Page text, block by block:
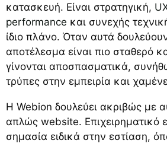
κατασκευή. Είναι στρατηγική,
performance και συνεχής
ίδιο πλάνο. Όταν αυτά
αποτέλεσμα είναι πιο σταθερό
γίνονται αποσπασματικά,
τρύπες στην εμπειρία και
Η Webion δουλεύει ακριβώς με
απλώς website. Επιχειρηματικό
σημασία ειδικά στην εστίαση,